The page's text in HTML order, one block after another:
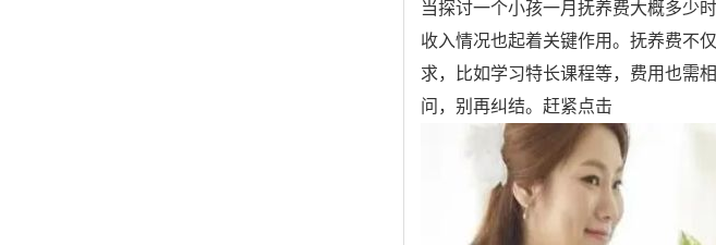
当探讨一个小孩一月抚养费大概多少
收入情况也起着关键作用。抚养费不
求，比如学习特长课程等，费用也需
问，别再纠结。赶紧点击